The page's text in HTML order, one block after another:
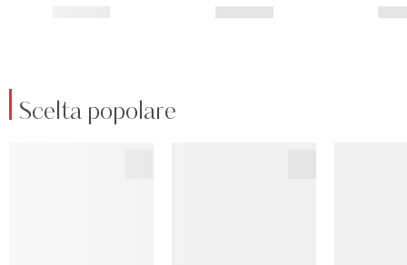
Scelta popolare